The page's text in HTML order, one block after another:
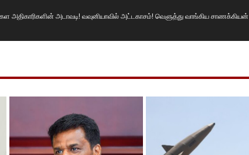
அடாவடி! வவுனியாவில் அட்டகாசம்! வெளுத்து வாங்கிய சாணக்கியன்
கொண்டிருக்கின்றனர். I தேசிய மக்கள் சக்தியின் தெனியா மாநாடு I NPP